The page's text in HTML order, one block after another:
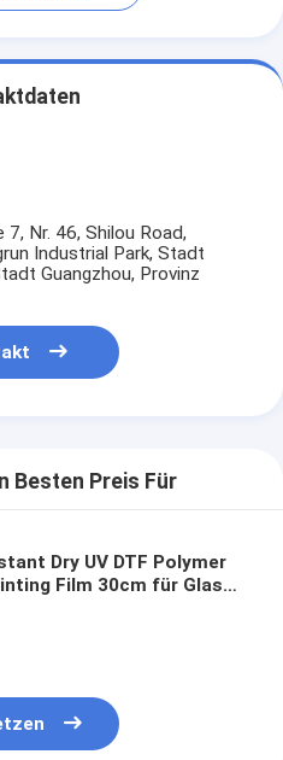
Nr. 46, Shilou Road,
Industrial Park, Stadt
Guangzhou, Provinz
Besten Preis Für
Dry UV DTF Polymer
Film 30cm für Glas